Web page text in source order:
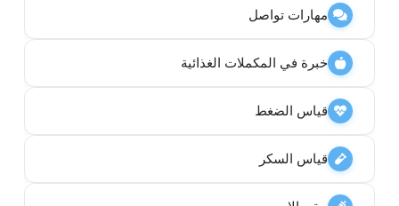
مهارات تواصل
خبرة في المكملات الغذائية
قياس الضغط
قياس السكر